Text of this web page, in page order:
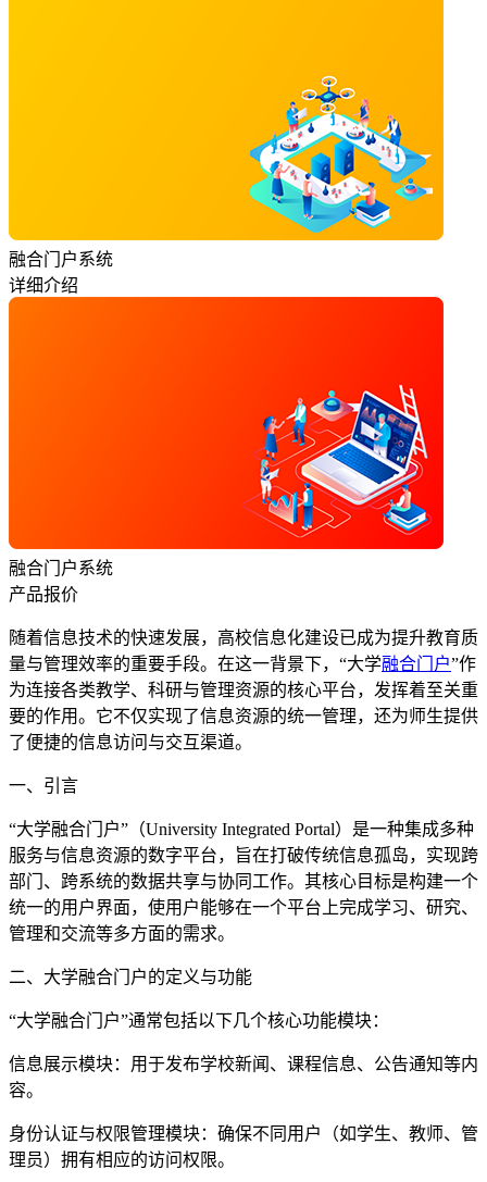
融合门户系统
详细介绍
融合门户系统
产品报价
随着信息技术的快速发展，高校信息化建设已成为提升教育质
量与管理效率的重要手段。在这一背景下，“大学融合门户”作
为连接各类教学、科研与管理资源的核心平台，发挥着至关重
要的作用。它不仅实现了信息资源的统一管理，还为师生提供
了便捷的信息访问与交互渠道。
一、引言
“大学融合门户”（University Integrated Portal）是一种集成多种
服务与信息资源的数字平台，旨在打破传统信息孤岛，实现跨
部门、跨系统的数据共享与协同工作。其核心目标是构建一个
统一的用户界面，使用户能够在一个平台上完成学习、研究、
管理和交流等多方面的需求。
二、大学融合门户的定义与功能
“大学融合门户”通常包括以下几个核心功能模块：
信息展示模块：用于发布学校新闻、课程信息、公告通知等内
容。
身份认证与权限管理模块：确保不同用户（如学生、教师、管
理员）拥有相应的访问权限。